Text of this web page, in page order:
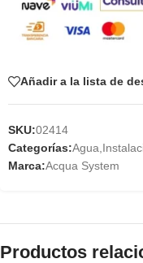
Añadir a la lista de
SKU:02414
Categorías:Agua
Marca:Acqua System
Productos